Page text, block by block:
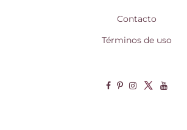
Contacto
Términos de uso